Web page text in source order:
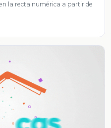
la recta numérica a partir de